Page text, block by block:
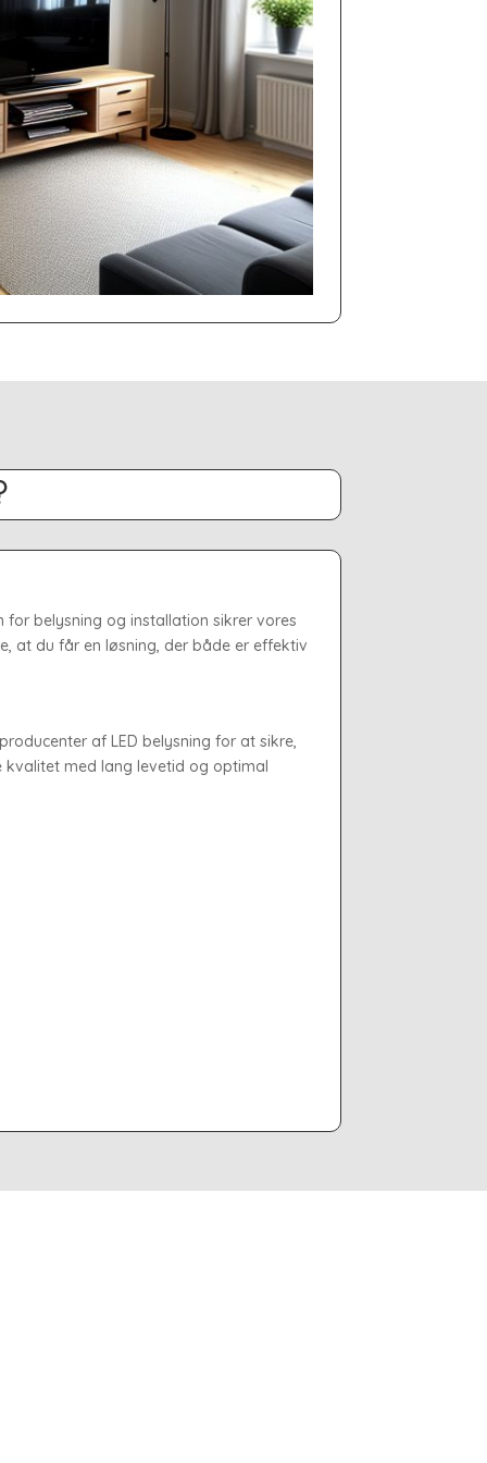
for belysning og installation sikrer vores
at du får en løsning, der både er effektiv
af LED belysning for at sikre,
med lang levetid og optimal